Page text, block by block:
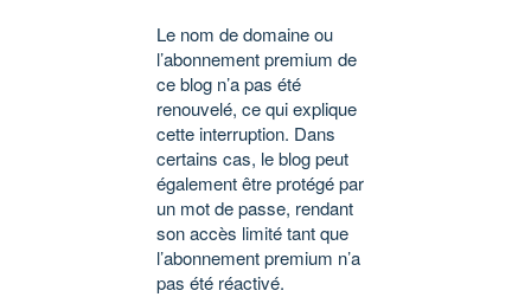
Le nom de domaine ou
l’abonnement premium de
ce blog n’a pas été
renouvelé, ce qui explique
cette interruption. Dans
certains cas, le blog peut
également être protégé par
un mot de passe, rendant
son accès limité tant que
l’abonnement premium n’a
pas été réactivé.